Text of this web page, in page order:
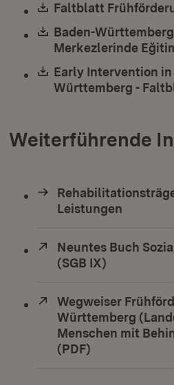
Download:
Faltblatt
Download:
Baden-
Merkezlerinde
Download:
Early Intervention
Württemberg -
Weiterführende
Leistungen
Extern:
Neuntes Buch
(SGB IX)
Extern:
Wegweiser
Württemberg
Menschen mit
(PDF)